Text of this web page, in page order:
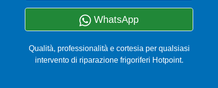
WhatsApp
Qualità, professionalità e cortesia per qualsiasi
intervento di riparazione frigoriferi Hotpoint.